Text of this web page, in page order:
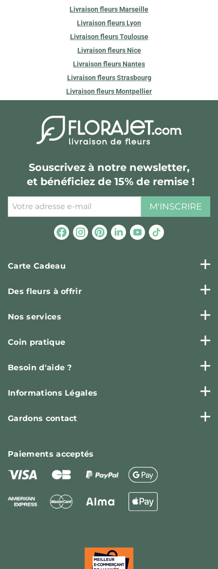
Livraison fleurs Marseille
Livraison fleurs Lyon
Livraison fleurs Toulouse
Livraison fleurs Nice
Livraison fleurs Nantes
Livraison fleurs Strasbourg
Livraison fleurs Montpellier
Souscrivez à notre newsletter,
et bénéficiez de 15% de remise !
M'INSCRIRE
Carte Cadeau
Des fleurs à offrir
Nos services
Coin pratique
Besoin d'aide ?
Informations Légales
Gardons contact
Paiementsacceptés